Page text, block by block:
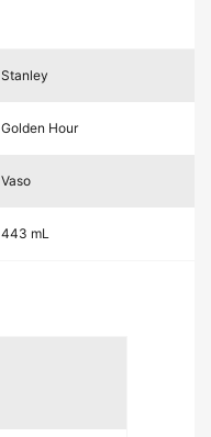
Stanley
Golden Hour
Vaso
443 mL